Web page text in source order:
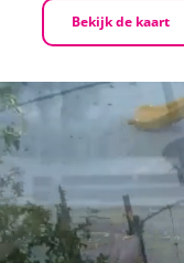
Bekijk de kaart